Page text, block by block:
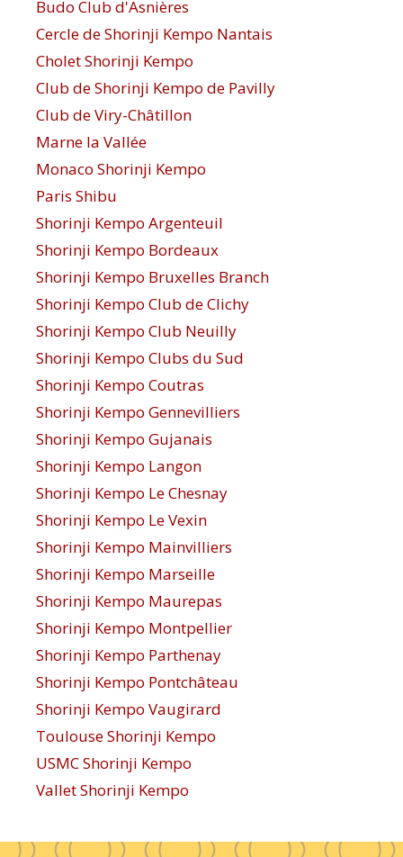
Budo Club d'Asnières
Cercle de Shorinji Kempo Nantais
Cholet Shorinji Kempo
Club de Shorinji Kempo de Pavilly
Club de Viry-Châtillon
Marne la Vallée
Monaco Shorinji Kempo
Paris Shibu
Shorinji Kempo Argenteuil
Shorinji Kempo Bordeaux
Shorinji Kempo Bruxelles Branch
Shorinji Kempo Club de Clichy
Shorinji Kempo Club Neuilly
Shorinji Kempo Clubs du Sud
Shorinji Kempo Coutras
Shorinji Kempo Gennevilliers
Shorinji Kempo Gujanais
Shorinji Kempo Langon
Shorinji Kempo Le Chesnay
Shorinji Kempo Le Vexin
Shorinji Kempo Mainvilliers
Shorinji Kempo Marseille
Shorinji Kempo Maurepas
Shorinji Kempo Montpellier
Shorinji Kempo Parthenay
Shorinji Kempo Pontchâteau
Shorinji Kempo Vaugirard
Toulouse Shorinji Kempo
USMC Shorinji Kempo
Vallet Shorinji Kempo